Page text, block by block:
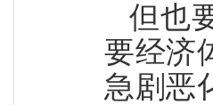
但也
要经济
急剧恶